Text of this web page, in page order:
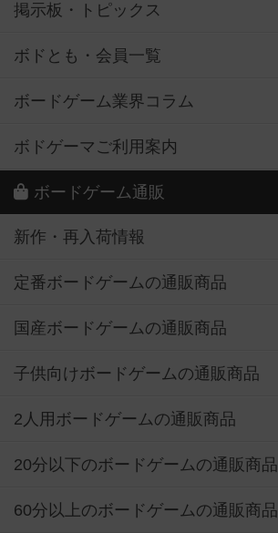
掲示板・トピックス
ボドとも・会員一覧
ボードゲーム業界コラム
ボドゲーマご利用案内
ボードゲーム通販
新作・再入荷情報
定番ボードゲームの通販商品
国産ボードゲームの通販商品
子供向けボードゲームの通販商品
2人用ボードゲームの通販商品
20分以下のボードゲームの通販商品
60分以上のボードゲームの通販商品